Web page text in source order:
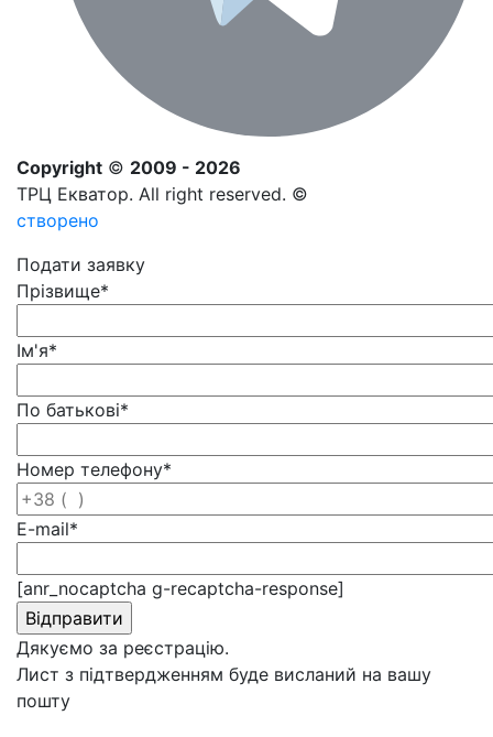
Copyright © 2009 - 2026
ТРЦ Екватор. All right reserved. ©
створено
Подати заявку
Прізвище*
Ім'я*
По батькові*
Номер телефону*
E-mail*
[anr_nocaptcha g-recaptcha-response]
Дякуємо за реєстрацію.
Лист з підтвердженням буде висланий на вашу
пошту